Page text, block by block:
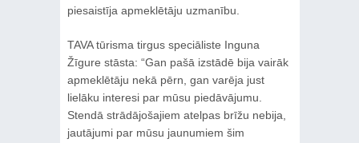
piesaistīja apmeklētāju uzmanību.
TAVA tūrisma tirgus speciāliste Inguna
Žīgure stāsta: “Gan pašā izstādē bija vairāk
apmeklētāju nekā pērn, gan varēja just
lielāku interesi par mūsu piedāvājumu.
Stendā strādājošajiem atelpas brīžu nebija,
jautājumi par mūsu jaunumiem šim